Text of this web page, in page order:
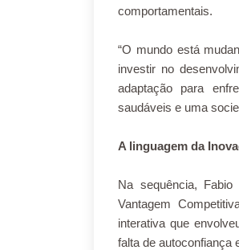
comportamentais.
“O mundo está
investir no
adaptação para
saudáveis e uma
A linguagem da
Na sequência,
Vantagem
interativa que
falta de autoconfiança